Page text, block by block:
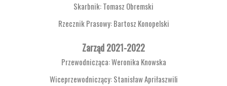
Skarbnik: Tomasz Obremski
Rzecznik Prasowy: Bartosz Konopelski
Zarząd 2021-2022
Przewodnicząca: Weronika Knowska
Wiceprzewodniczący: Stanisław Apriłaszwili